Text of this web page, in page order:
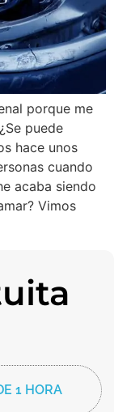
porque me
puede
hace unos
cuando
acaba siendo
Vimos
1 HORA